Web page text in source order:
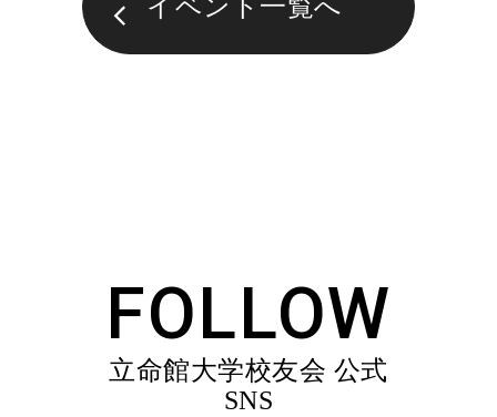
イベント一覧へ
FOLLOW
立命館大学校友会 公式
SNS